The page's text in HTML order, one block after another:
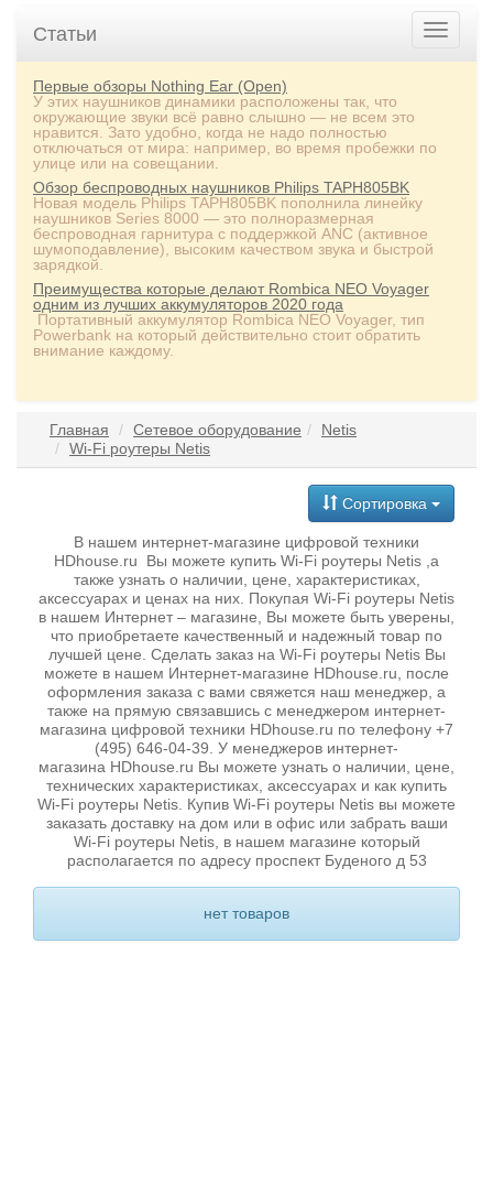
Статьи
Первые обзоры Nothing Ear (Open)
У этих наушников динамики расположены так, что
окружающие звуки всё равно слышно — не всем это
нравится. Зато удобно, когда не надо полностью
отключаться от мира: например, во время пробежки по
улице или на совещании.
Обзор беспроводных наушников Philips TAPH805BK
Новая модель Philips TAPH805BK пополнила линейку
наушников Series 8000 — это полноразмерная
беспроводная гарнитура с поддержкой ANC (активное
шумоподавление), высоким качеством звука и быстрой
зарядкой.
Преимущества которые делают Rombica NEO Voyager
одним из лучших аккумуляторов 2020 года
Портативный аккумулятор Rombica NEO Voyager, тип
Powerbank на который действительно стоит обратить
внимание каждому.
Главная Сетевое оборудование
Netis
Wi-Fi роутеры Netis
Сортировка
В нашем интернет-магазине цифровой техники
HDhouse.ru Вы можете купить Wi-Fi роутеры Netis ,а
также узнать о наличии, цене, характеристиках,
аксессуарах и ценах на них. Покупая Wi-Fi роутеры Netis
в нашем Интернет – магазине, Вы можете быть уверены,
что приобретаете качественный и надежный товар по
лучшей цене. Сделать заказ на Wi-Fi роутеры Netis Вы
можете в нашем Интернет-магазине HDhouse.ru, после
оформления заказа с вами свяжется наш менеджер, а
также на прямую связавшись с менеджером интернет-
магазина цифровой техники HDhouse.ru по телефону +7
(495) 646-04-39. У менеджеров интернет-
магазина HDhouse.ru Вы можете узнать о наличии, цене,
технических характеристиках, аксессуарах и как купить
Wi-Fi роутеры Netis. Купив Wi-Fi роутеры Netis вы можете
заказать доставку на дом или в офис или забрать ваши
Wi-Fi роутеры Netis, в нашем магазине который
располагается по адресу проспект Буденого д 53
нет товаров